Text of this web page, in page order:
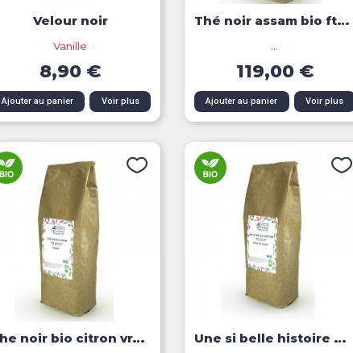
Velour noir
Vanille
8,90 €
Ajouter au panier Voir plus
Aperçu rapide
Thé noir assam bio ftgfop1...
...
119,00 €
Ajouter au panier Voir plus
Aperçu rapide
The noir bio citron vrac 1 kg Une si belle histoire bio...